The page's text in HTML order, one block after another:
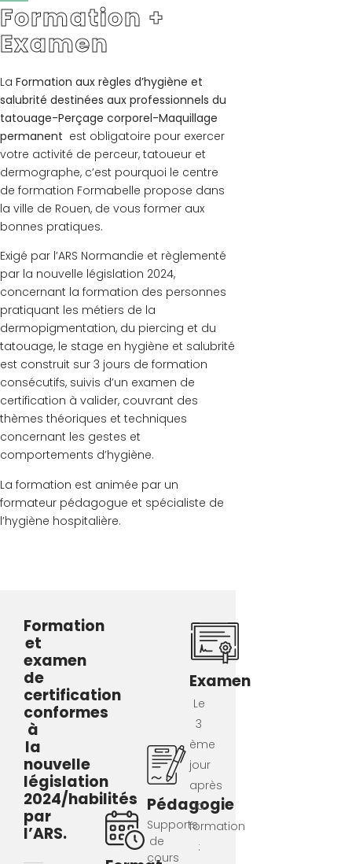
Formation +
Examen
La Formation aux règles d’hygiène et
salubrité destinées aux professionnels du
tatouage-Perçage corporel-Maquillage
permanent est obligatoire pour exercer
votre activité de perceur, tatoueur et
dermographe, c’est pourquoi le centre
de formation Formabelle propose dans
la ville de Rouen, de vous former aux
bonnes pratiques.
Exigé par l’ARS Normandie et règlementé
par la nouvelle législation 2024,
concernant la formation des personnes
pratiquant les métiers de la
dermopigmentation, du piercing et du
tatouage, le stage en hygiène et salubrité
est construit sur 3 jours de formation
consécutifs, suivis d’un examen de
certification à valider, couvrant des
thèmes théoriques et techniques
concernant les gestes et
comportements d’hygiène.
La formation est animée par un
formateur pédagogue et spécialiste de
l’hygiène hospitalière.
Formation
et
examen
de
certification
conformes
à
la
nouvelle
législation
2024/habilités
par
l’ARS.
Pédagogie
Supports
de
cours
Examen
Le
3
ème
jour
après
la
formation
: